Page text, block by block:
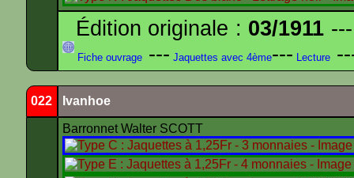
Édition originale : 03/1911
Fiche ouvrage --- Jaquettes avec 4ème--- Lecture
022 Ivanhoe
Barronnet Walter SCOTT